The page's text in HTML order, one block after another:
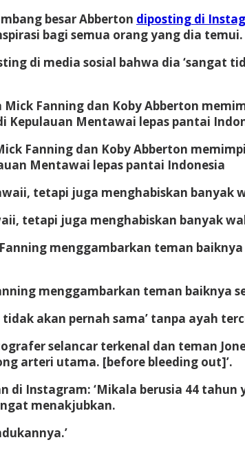
besar Abberton diposting di
bagi semua orang yang dia temui.
di media sosial bahwa dia ‘sangat
Fanning dan Koby Abberton
Mentawai lepas pantai Indonesia
tetapi juga menghabiskan banyak
menggambarkan teman baiknya
akan pernah sama’ tanpa ayah
selancar terkenal dan teman
arteri utama. [before bleeding out]’.
di Instagram: ‘Mikala berusia 44
menakjubkan.